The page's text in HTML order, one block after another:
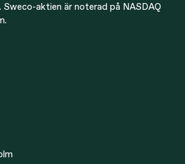
Sweco-aktien är noterad på NASDAQ